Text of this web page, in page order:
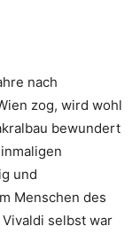
nach
zog, wird wohl
bewundert
und
Menschen des
selbst war